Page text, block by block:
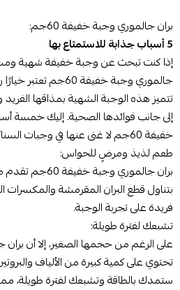
بران جالموري وجبة خفيفة 60جم:
5 أسباب جذابة للاستمتاع بها
إذا كنت تبحث عن وجبة خفيفة شهية
جالموري وجبة خفيفة 60جم تعتبر خيارًا رائعًا.
تتميز هذه الوجبة الشهية بمذاقها الفريد
إلى جانب فوائدها الصحية. إليك خمسة
خفيفة 60جم لا غنى عنها في وجبات السناكس:
طعم لذيذ ومرضٍ للحواس:
بران جالموري
بتناول قطع البران المقرمشة والمكسرات
فريدة على تجربة الوجبة.
تشبعك لفترة طويلة:
تحتوي على كمية كبيرة من الألياف
ستمدك بالطاقة وتشبعك لفترة طويلة،